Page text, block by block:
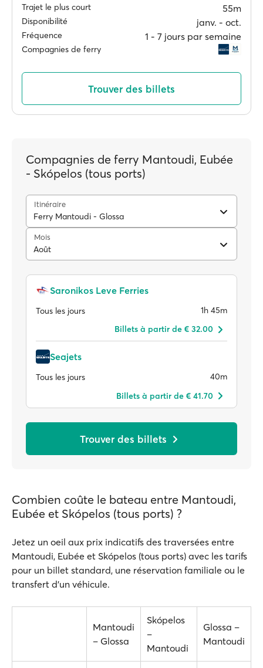
Trajet le plus court 55m
Disponibilité janv. ‐ oct.
Fréquence 1 ‐ 7 jours par semaine
Compagnies de ferry
Trouver des billets
Compagnies de ferry Mantoudi, Eubée
- Skópelos (tous ports)
Itinéraire
Ferry Mantoudi - Glossa
Mois
Août
Saronikos Leve Ferries
Tous les jours
1h 45m
Billets à partir de € 32.00
Seajets
Tous les jours
40m
Billets à partir de € 41.70
Trouver des billets
Combien coûte le bateau entre Mantoudi,
Eubée et Skópelos (tous ports) ?
Jetez un oeil aux prix indicatifs des traversées entre
Mantoudi, Eubée et Skópelos (tous ports) avec les tarifs
pour un billet standard, une réservation familiale ou le
transfert d'un véhicule.
Mantoudi
– Glossa
Skópelos
–
Mantoudi
Glossa –
Mantoudi